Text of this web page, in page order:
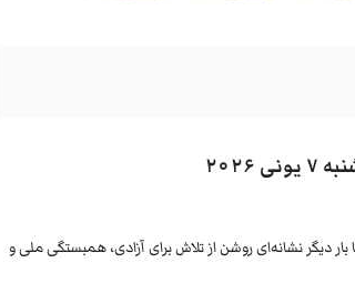
هم آمدند تا بار دیگر نشانه‌ای روشن از تلاش برای آزادی، همبستگی ملی و